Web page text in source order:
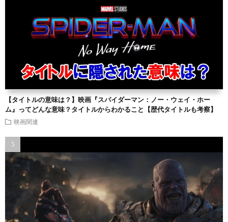
【タイトルの意味は？】映画『スパイダーマン：ノー・ウェイ・ホー
ム』ってどんな意味？タイトルからわかること【歴代タイトルも考察】
映画関連